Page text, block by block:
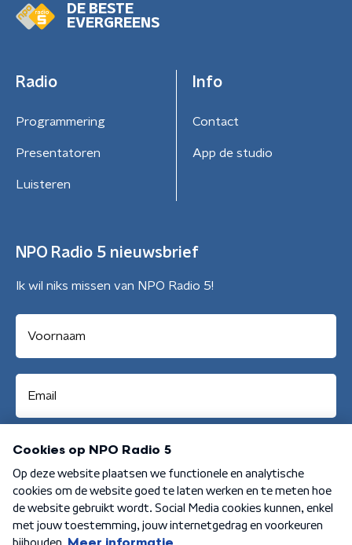
DE BESTE
EVERGREENS
Radio
Programmering
Presentatoren
Luisteren
Info
Contact
App de studio
NPO Radio 5 nieuwsbrief
Ik wil niks missen van NPO Radio 5!
Aanmelden
Algemene voorwaarden Privacybeleid